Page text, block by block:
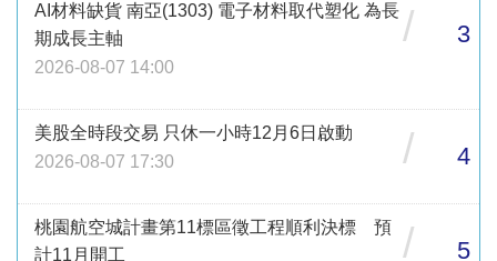
AI材料缺貨 南亞(1303) 電子材料取代塑化 為長
期成長主軸
2026-08-07 14:00
/ 3
美股全時段交易 只休一小時12月6日啟動
2026-08-07 17:30
/ 4
桃園航空城計畫第11標區徵工程順利決標 預
計11月開工
/ 5